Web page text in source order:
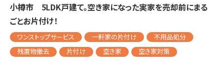
小樽市 5LDK戸建て。空き家になった実家を売却前にまる
ごとお片付け！
ワンストップサービス 一軒家の片付け
不用品処分
残置物撤去
片付け 空き家 空き家対策